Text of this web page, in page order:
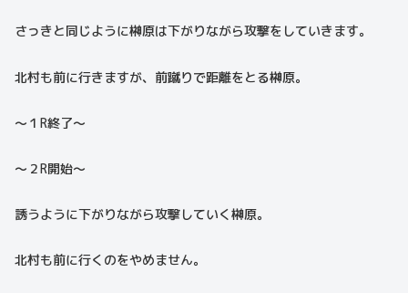
さっきと同じように榊原は下がりながら攻撃をしていきます。
北村も前に行きますが、前蹴りで距離をとる榊原。
〜１R終了〜
〜２R開始〜
誘うように下がりながら攻撃していく榊原。
北村も前に行くのをやめません。